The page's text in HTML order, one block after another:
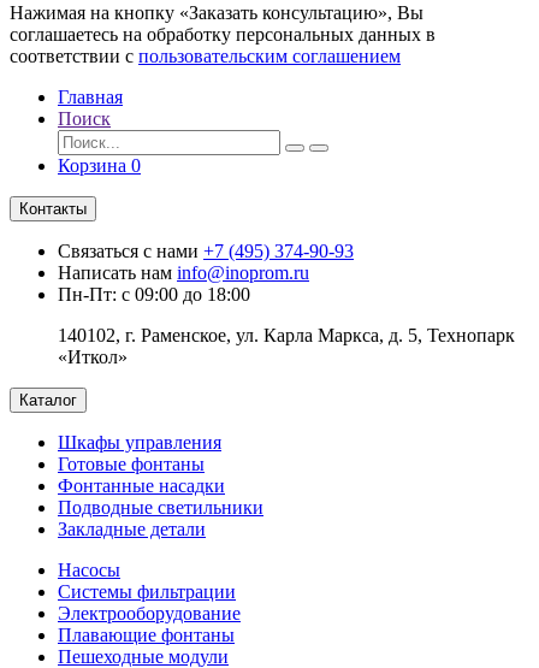
Нажимая на кнопку «Заказать консультацию», Вы
соглашаетесь на обработку персональных данных в
соответствии с пользовательским соглашением
Главная
Поиск
Корзина 0
Контакты
Связаться с нами +7 (495) 374-90-93
Написать нам info@inoprom.ru
Пн-Пт: с 09:00 до 18:00
140102, г. Раменское, ул. Карла Маркса, д. 5, Технопарк
«Иткол»
Каталог
Шкафы управления
Готовые фонтаны
Фонтанные насадки
Подводные светильники
Закладные детали
Насосы
Системы фильтрации
Электрооборудование
Плавающие фонтаны
Пешеходные модули